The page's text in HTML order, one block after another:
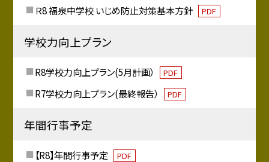
Ｒ8 福泉中学校 いじめ防止対策基本方針 PDF
学校力向上プラン
R8学校力向上プラン(5月計画） PDF
R7学校力向上プラン(最終報告） PDF
年間行事予定
【R8】年間行事予定 PDF